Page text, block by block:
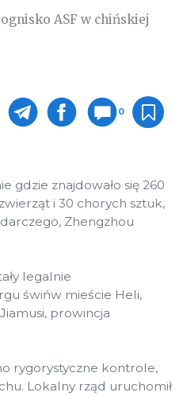
ASF w chińskiej
0
gdzie znajdowało się 260
i 30 chorych sztuk,
Zhengzhou
legalnie
świńw mieście Heli,
prowincja
rygorystyczne kontrole,
Lokalny rząd uruchomił